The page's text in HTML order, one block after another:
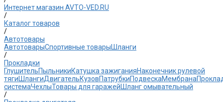
Интернет магазин AVTO-VED.RU
/
Каталог товаров
/
Автотовары
АвтотоварыСпортивные товарыШланги
/
Прокладки
ГлушительПыльникиКатушка зажиганияНаконечник рулевой
тягиШлангиДвигательКузовПатрубкиПодвескаМембрана
системаЧехлыТовары для гаражейШланг омывательный
/